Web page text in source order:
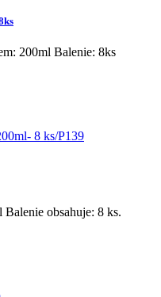
200ml Balenie: 8ks
obsahuje: 8 ks.